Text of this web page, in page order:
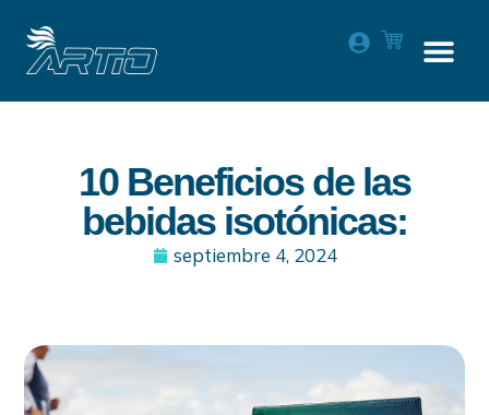
10 Beneficios de las
bebidas isotónicas:
septiembre 4, 2024